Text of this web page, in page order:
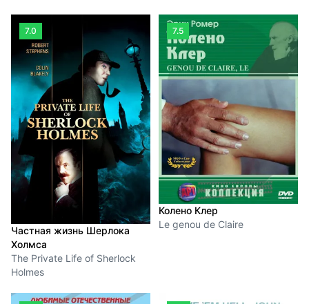
7.0
Частная жизнь Шерлока
Холмса
The Private Life of Sherlock
Holmes
7.5
Колено Клер
Le genou de Claire